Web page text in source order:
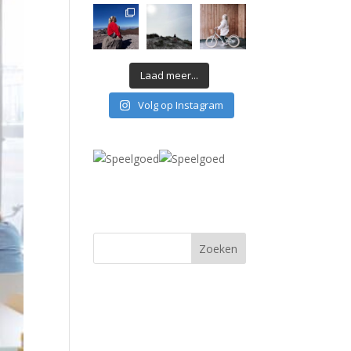
Laad meer...
Volg op Instagram